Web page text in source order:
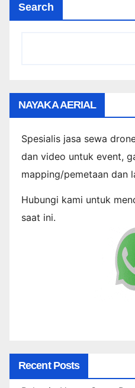
Search
NAYAKA AERIAL
Spesialis jasa sewa
dan video untuk event,
mapping/pemetaan dan
Hubungi kami untuk
saat ini.
Recent Posts